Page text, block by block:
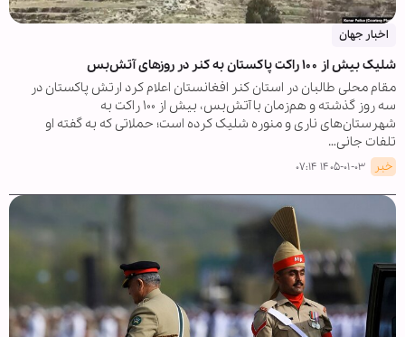
اخبار جهان
شلیک بیش از ۱۰۰ راکت پاکستان به کنر در روزهای آتش‌بس
مقام محلی طالبان در استان کنر افغانستان اعلام کرد ارتش پاکستان در
سه روز گذشته و هم‌زمان با آتش‌بس، بیش از ۱۰۰ راکت به
شهرستان‌های ناری و منوره شلیک کرده است؛ حملاتی که به گفته او
تلفات جانی…
خبر ۱۴۰۵-۰۱-۰۳ ۰۷:۱۴